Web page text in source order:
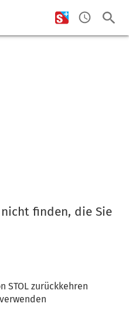
finden, die Sie
STOL zurückkehren
verwenden